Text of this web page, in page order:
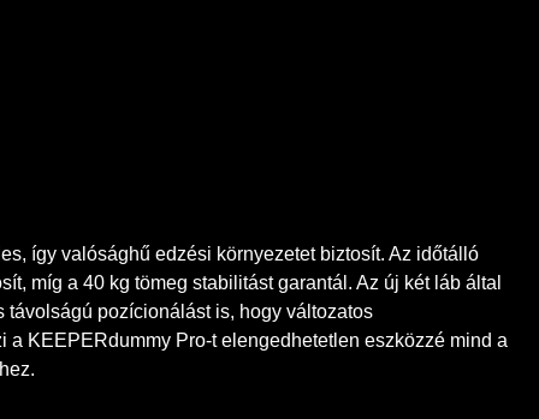
így valósághű edzési környezetet biztosít. Az időtálló
míg a 40 kg tömeg stabilitást garantál. Az új két láb által
távolságú pozícionálást is, hogy változatos
KEEPERdummy Pro-t elengedhetetlen eszközzé mind a